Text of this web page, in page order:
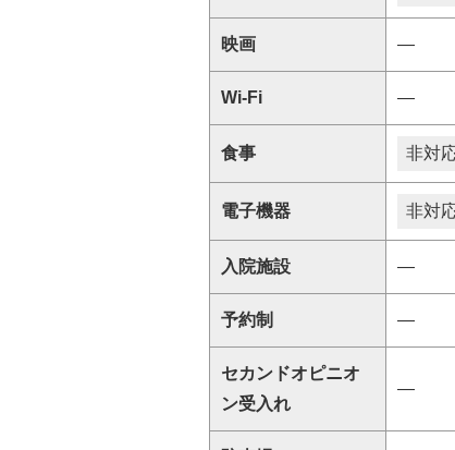
映画 ―
Wi-Fi ―
食事 非対
電子機器 非対
入院施設 ―
予約制 ―
セカンドオピニオ
ン受入れ
―